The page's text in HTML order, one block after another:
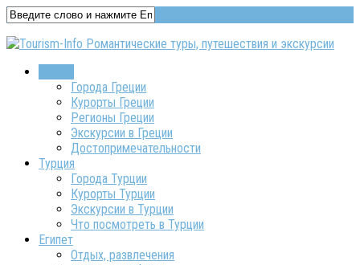
Города Греции
Курорты Греции
Регионы Греции
Экскурсии в Греции
Достопримечательности
Турция
Города Турции
Курорты Турции
Экскурсии в Турции
Что посмотреть в Турции
Египет
Отдых, развлечения